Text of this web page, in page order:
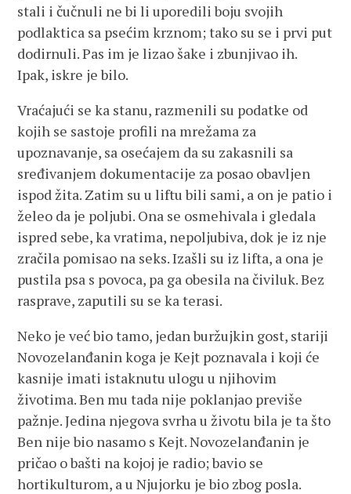
stali i čučnuli ne bi li uporedili boju svojih
podlaktica sa psećim krznom; tako su se i prvi put
dodirnuli. Pas im je lizao šake i zbunjivao ih.
Ipak, iskre je bilo.
Vraćajući se ka stanu, razmenili su podatke od
kojih se sastoje profili na mrežama za
upoznavanje, sa osećajem da su zakasnili sa
sređivanjem dokumentacije za posao obavljen
ispod žita. Zatim su u liftu bili sami, a on je patio i
želeo da je poljubi. Ona se osmehivala i gledala
ispred sebe, ka vratima, nepoljubiva, dok je iz nje
zračila pomisao na seks. Izašli su iz lifta, a ona je
pustila psa s povoca, pa ga obesila na čiviluk. Bez
rasprave, zaputili su se ka terasi.
Neko je već bio tamo, jedan buržujkin gost, stariji
Novozelanđanin koga je Kejt poznavala i koji će
kasnije imati istaknutu ulogu u njihovim
životima. Ben mu tada nije poklanjao previše
pažnje. Jedina njegova svrha u životu bila je ta što
Ben nije bio nasamo s Kejt. Novozelanđanin je
pričao o bašti na kojoj je radio; bavio se
hortikulturom, a u Njujorku je bio zbog posla.